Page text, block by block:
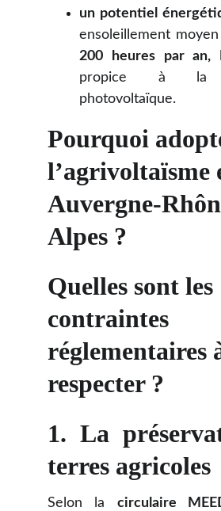
Pourquoi
l’agrivoltaïsme
Auvergne-
Alpes ?
un potentiel
ensoleillement
200 heures par an,
propice à la
photovoltaïque.
Quelles sont les
contraintes
réglementaires
respecter ?
1. La
terres agricoles
Selon la circulaire